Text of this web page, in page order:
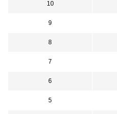
10
9
8
7
6
5